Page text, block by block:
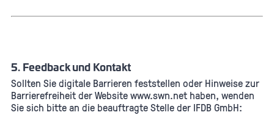
5. Feedback und Kontakt
Sollten Sie digitale Barrieren feststellen oder Hinweise zur
Barrierefreiheit der Website www.swn.net haben, wenden
Sie sich bitte an die beauftragte Stelle der IFDB GmbH: